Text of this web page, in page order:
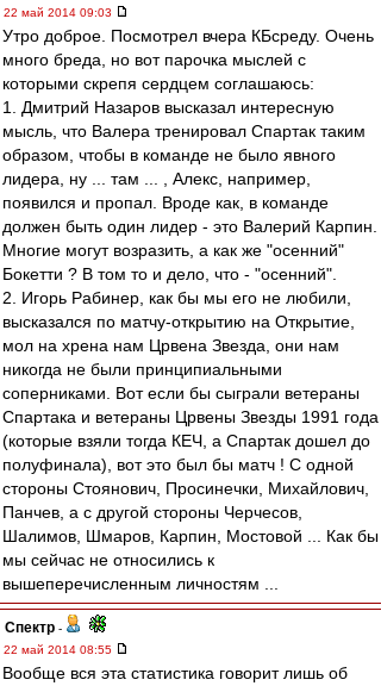
22 май 2014 09:03
Утро доброе. Посмотрел вчера КБсреду. Очень
много бреда, но вот парочка мыслей с
которыми скрепя сердцем соглашаюсь:
1. Дмитрий Назаров высказал интересную
мысль, что Валера тренировал Спартак таким
образом, чтобы в команде не было явного
лидера, ну ... там ... , Алекс, например,
появился и пропал. Вроде как, в команде
должен быть один лидер - это Валерий Карпин.
Многие могут возразить, а как же "осенний"
Бокетти ? В том то и дело, что - "осенний".
2. Игорь Рабинер, как бы мы его не любили,
высказался по матчу-открытию на Открытие,
мол на хрена нам Црвена Звезда, они нам
никогда не были принципиальными
соперниками. Вот если бы сыграли ветераны
Спартака и ветераны Црвены Звезды 1991 года
(которые взяли тогда КЕЧ, а Спартак дошел до
полуфинала), вот это был бы матч ! С одной
стороны Стоянович, Просинечки, Михайлович,
Панчев, а с другой стороны Черчесов,
Шалимов, Шмаров, Карпин, Мостовой ... Как бы
мы сейчас не относились к
вышеперечисленным личностям ...
Спектр -
22 май 2014 08:55
Вообще вся эта статистика говорит лишь об